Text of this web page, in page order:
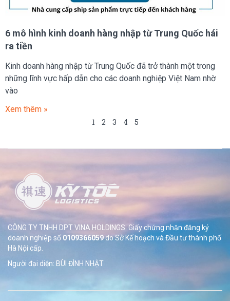
6 mô hình kinh doanh hàng nhập từ Trung Quốc hái
ra tiền
Kinh doanh hàng nhập từ Trung Quốc đã trở thành một trong
những lĩnh vực hấp dẫn cho các doanh nghiệp Việt Nam nhờ
vào
Xem thêm »
1
2 3 4 5
CÔNG TY TNHH DPT VINA HOLDINGS. Giấy chứng nhận đăng ký
doanh nghiệp số 0109366059do SởKế hoạch và Đầu tư thành phố
Hà Nội cấp.
Người đại diện: BÙI ĐÌNH NHẬT